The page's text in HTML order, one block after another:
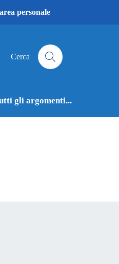
personale
Cerca
gli argomenti...